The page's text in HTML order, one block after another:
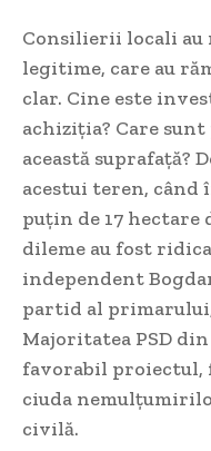
Consilierii locali
legitime, care au
clar. Cine este
achiziția? Care
această suprafață?
acestui teren, când
puțin de 17 hectare
dileme au fost
independent
partid al primarului,
Majoritatea PSD
favorabil proiectul,
ciuda
civilă.